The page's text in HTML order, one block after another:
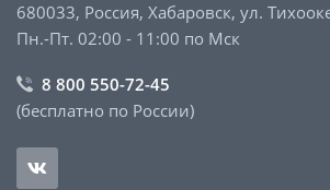
680033, Россия, Хабаровск, ул.
Пн.-Пт. 02:00 - 11:00 по Мск
8 800 550-72-45
(бесплатно по России)